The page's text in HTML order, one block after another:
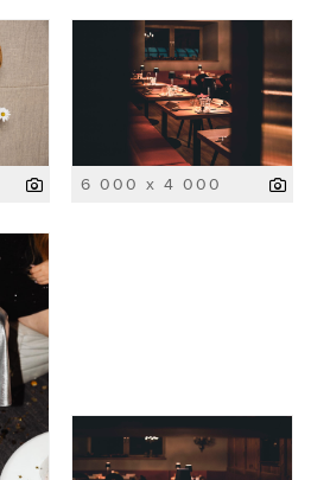
6 000 x 4 000